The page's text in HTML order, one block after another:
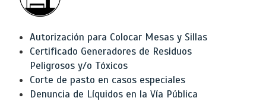
Autorización para Colocar Mesas y Sillas
Certificado Generadores de Residuos
Peligrosos y/o Tóxicos
Corte de pasto en casos especiales
Denuncia de Líquidos en la Vía Pública